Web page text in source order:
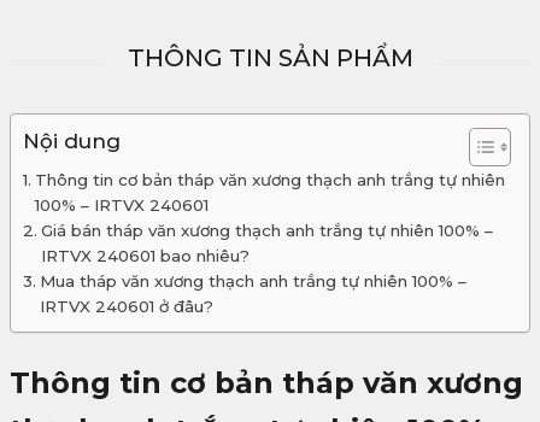
THÔNG TIN SẢN PHẨM
Nội dung
Thông tin cơ bản tháp văn xương thạch anh trắng tự nhiên
100% – IRTVX 240601
Giá bán tháp văn xương thạch anh trắng tự nhiên 100% –
IRTVX 240601 bao nhiêu?
Mua tháp văn xương thạch anh trắng tự nhiên 100% –
IRTVX 240601 ở đâu?
Thông tin cơ bản tháp văn xương